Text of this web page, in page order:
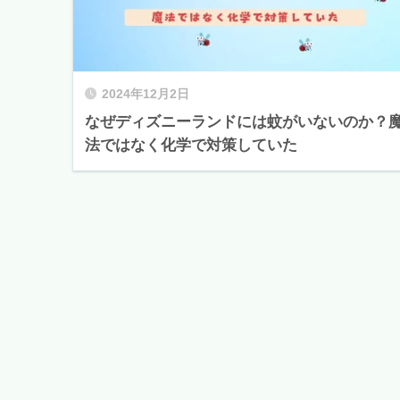
2024年12月2日
なぜディズニーランドには蚊がいないのか？
法ではなく化学で対策していた